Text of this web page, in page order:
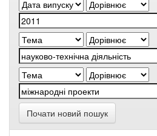
Почати новий пошук